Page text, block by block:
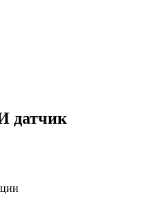
датчик